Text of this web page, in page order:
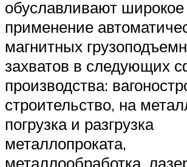
обуславливают широкое
применение
магнитных
захватов в следующих
производства:
строительство, на
погрузка и разгрузка
металлопроката,
металлообработка,